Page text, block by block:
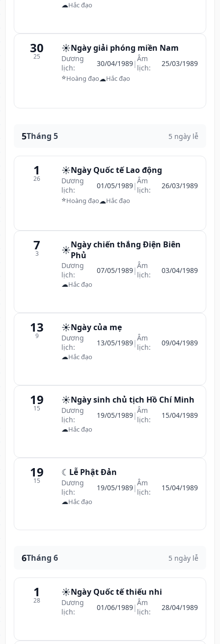
☁Hắc đạo
30
25
☀️Ngày giải phóng miền Nam
Dương
lịch:
30/04/1989|Âm
lịch:
25/03/1989
⭐Hoàng đạo☁Hắc đạo
5Tháng 5 5 ngày lễ
1
26
☀️Ngày Quốc tế Lao động
Dương
lịch:
01/05/1989|Âm
lịch:
26/03/1989
⭐Hoàng đạo☁Hắc đạo
7
3 ☀️Ngày chiến thắng Điện Biên
Phủ
Dương
lịch:
07/05/1989|Âm
lịch:
03/04/1989
☁Hắc đạo
13
9
☀️Ngày của mẹ
Dương
lịch:
13/05/1989|Âm
lịch:
09/04/1989
☁Hắc đạo
19
15
☀️Ngày sinh chủ tịch Hồ Chí Minh
Dương
lịch:
19/05/1989|Âm
lịch:
15/04/1989
☁Hắc đạo
19
15
☾ Lễ Phật Đản
Dương
lịch:
19/05/1989|Âm
lịch:
15/04/1989
☁Hắc đạo
6Tháng 6 5 ngày lễ
1
28
☀️Ngày Quốc tế thiếu nhi
Dương
lịch:
01/06/1989|Âm
lịch:
28/04/1989